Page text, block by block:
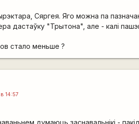
Сяргея. Яго можна па
дастаўку "Трытона", але - калі
стало меньше ?
14:57